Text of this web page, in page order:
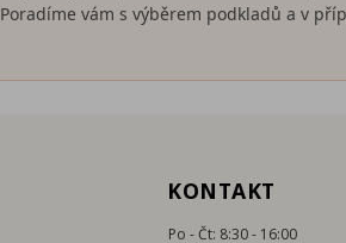
Poradíme vám s výběrem podkladů a v
KONTAKT
Po - Čt: 8:30 - 16:00